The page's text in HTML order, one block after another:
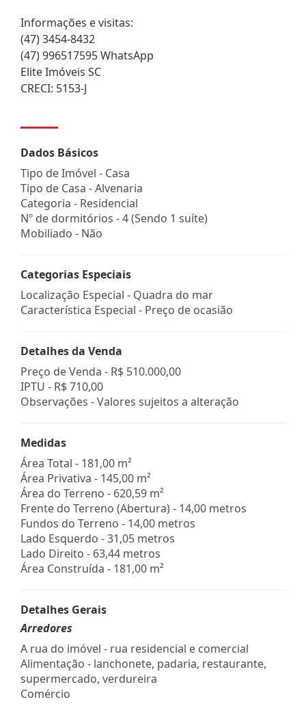
Informações e visitas:
(47) 3454-8432
(47) 996517595 WhatsApp
Elite Imóveis SC
CRECI: 5153-J
Dados Básicos
Tipo de Imóvel - Casa
Tipo de Casa - Alvenaria
Categoria - Residencial
Nº de dormitórios - 4 (Sendo 1 suíte)
Mobiliado - Não
Categorias Especiais
Localização Especial - Quadra do mar
Característica Especial - Preço de ocasião
Detalhes da Venda
Preço de Venda - R$ 510.000,00
IPTU - R$ 710,00
Observações - Valores sujeitos a alteração
Medidas
Área Total - 181,00 m²
Área Privativa - 145,00 m²
Área do Terreno - 620,59 m²
Frente do Terreno (Abertura) - 14,00 metros
Fundos do Terreno - 14,00 metros
Lado Esquerdo - 31,05 metros
Lado Direito - 63,44 metros
Área Construída - 181,00 m²
Detalhes Gerais
Arredores
A rua do imóvel - rua residencial e comercial
Alimentação - lanchonete, padaria, restaurante,
supermercado, verdureira
Comércio